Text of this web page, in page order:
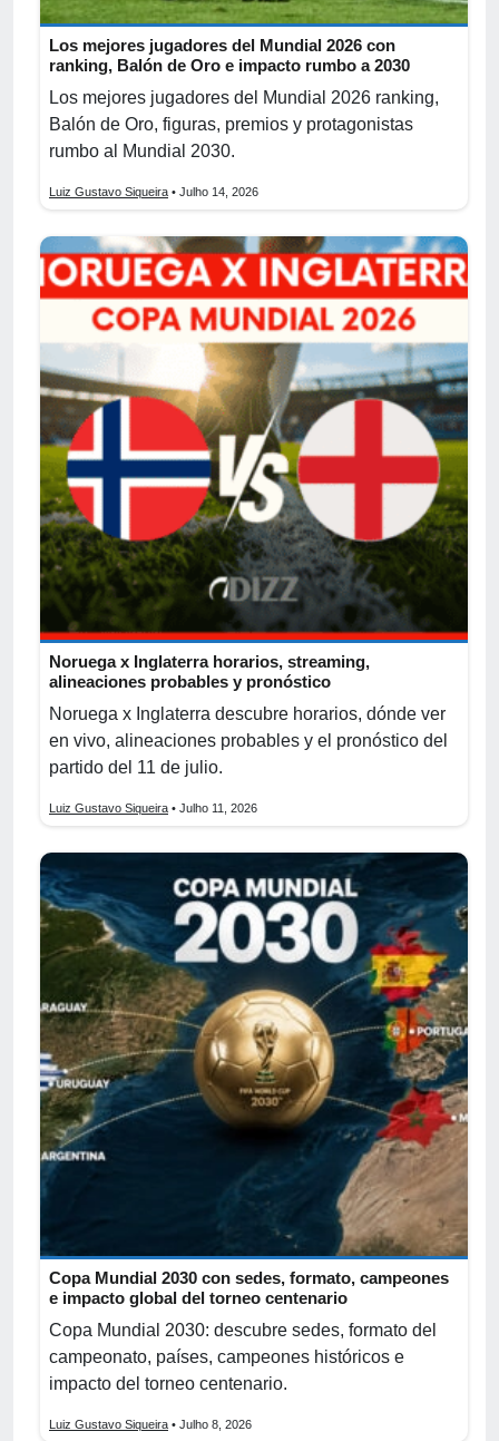
Los mejores jugadores del Mundial 2026 con
ranking, Balón de Oro e impacto rumbo a 2030
Los mejores jugadores del Mundial 2026 ranking,
Balón de Oro, figuras, premios y protagonistas
rumbo al Mundial 2030.
Luiz Gustavo Siqueira • Julho 14, 2026
Noruega x Inglaterra horarios, streaming,
alineaciones probables y pronóstico
Noruega x Inglaterra descubre horarios, dónde ver
en vivo, alineaciones probables y el pronóstico del
partido del 11 de julio.
Luiz Gustavo Siqueira • Julho 11, 2026
Copa Mundial 2030 con sedes, formato, campeones
e impacto global del torneo centenario
Copa Mundial 2030: descubre sedes, formato del
campeonato, países, campeones históricos e
impacto del torneo centenario.
Luiz Gustavo Siqueira • Julho 8, 2026